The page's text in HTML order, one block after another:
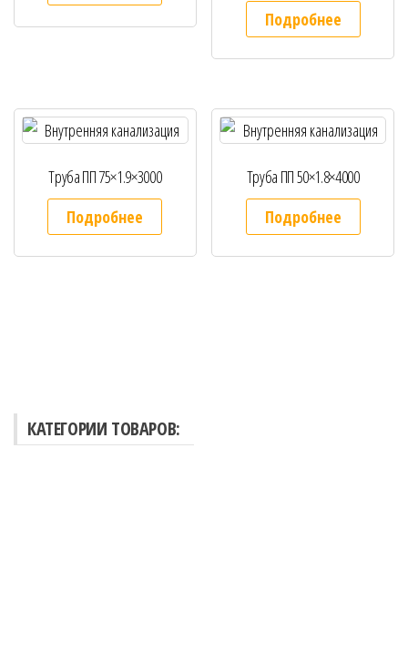
Подробнее
Труба ПП 75×1.9×3000
Подробнее
Труба ПП 50×1.8×4000
Подробнее
КАТЕГОРИИ ТОВАРОВ: